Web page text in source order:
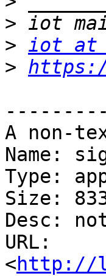
>
> iot at
>
A non-
Name:
Type:
Size:
Desc:
URL:
<http://